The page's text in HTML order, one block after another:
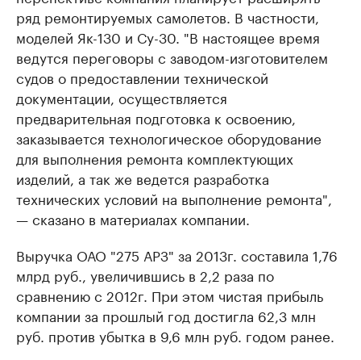
ряд ремонтируемых самолетов. В частности,
моделей Як-130 и Су-30. "В настоящее время
ведутся переговоры с заводом-изготовителем
судов о предоставлении технической
документации, осуществляется
предварительная подготовка к освоению,
заказывается технологическое оборудование
для выполнения ремонта комплектующих
изделий, а так же ведется разработка
технических условий на выполнение ремонта",
— сказано в материалах компании.
Выручка ОАО "275 АРЗ" за 2013г. составила 1,76
млрд руб., увеличившись в 2,2 раза по
сравнению с 2012г. При этом чистая прибыль
компании за прошлый год достигла 62,3 млн
руб. против убытка в 9,6 млн руб. годом ранее.